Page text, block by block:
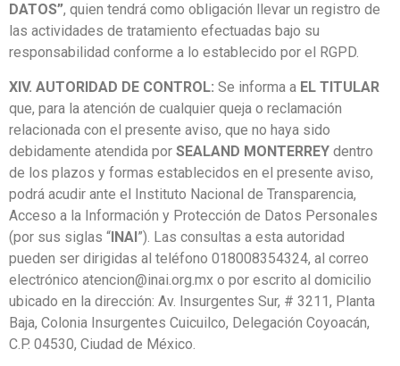
DATOS”, quien tendrá como obligación llevar un registro de
las actividades de tratamiento efectuadas bajo su
responsabilidad conforme a lo establecido por el RGPD.
XIV. AUTORIDAD DE CONTROL: Se informa a EL TITULAR
que, para la atención de cualquier queja o reclamación
relacionada con el presente aviso, que no haya sido
debidamente atendida por SEALAND MONTERREY dentro
de los plazos y formas establecidos en el presente aviso,
podrá acudir ante el Instituto Nacional de Transparencia,
Acceso a la Información y Protección de Datos Personales
(por sus siglas “INAI”). Las consultas a esta autoridad
pueden ser dirigidas al teléfono 018008354324, al correo
electrónico atencion@inai.org.mx o por escrito al domicilio
ubicado en la dirección: Av. Insurgentes Sur, # 3211, Planta
Baja, Colonia Insurgentes Cuicuilco, Delegación Coyoacán,
C.P. 04530, Ciudad de México.